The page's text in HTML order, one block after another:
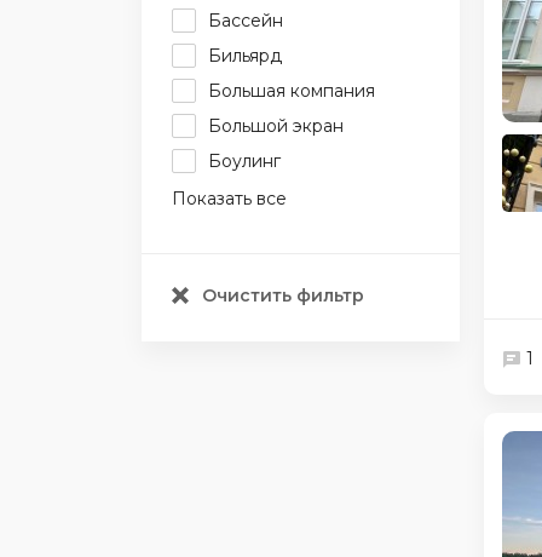
Бассейн
Бильярд
Большая компания
Большой экран
Боулинг
Показать все
Очистить фильтр
1